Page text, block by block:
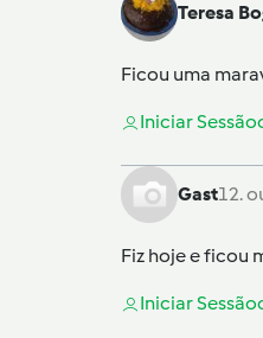
Teresa
Ficou uma
Iniciar Sessão
Gast12.
Fiz hoje e ficou
Iniciar Sessão